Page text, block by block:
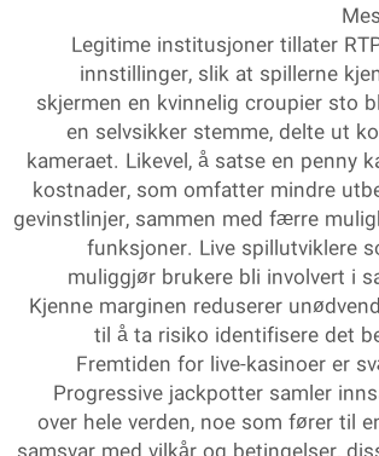
Legitime institusjoner tillater
innstillinger, slik at spillerne
skjermen en kvinnelig croupier sto
en selvsikker stemme, delte ut
kameraet. Likevel, å satse en penny
kostnader, som omfatter mindre
gevinstlinjer, sammen med færre
funksjoner. Live spillutviklere
muliggjør brukere bli involvert i
Kjenne marginen reduserer
til å ta risiko identifisere det
Fremtiden for live-kasinoer er
Progressive jackpotter samler
over hele verden, noe som fører til